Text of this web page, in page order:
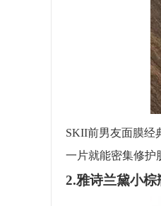
SKII前男友面膜经
一片就能密集修护
2.雅诗兰黛小棕